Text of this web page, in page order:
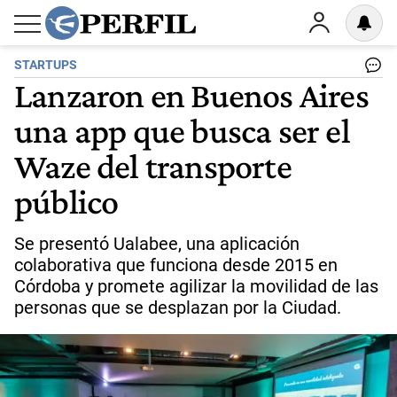
STARTUPS
Lanzaron en Buenos Aires
una app que busca ser el
Waze del transporte
público
Se presentó Ualabee, una aplicación
colaborativa que funciona desde 2015 en
Córdoba y promete agilizar la movilidad de las
personas que se desplazan por la Ciudad.